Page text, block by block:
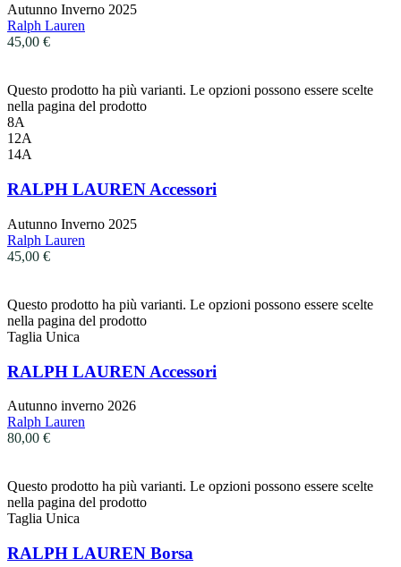
Autunno Inverno 2025
Ralph Lauren
45,00 €
Questo prodotto ha più varianti. Le opzioni possono essere scelte
nella pagina del prodotto
8A
12A
14A
RALPH LAUREN Accessori
Autunno Inverno 2025
Ralph Lauren
45,00 €
Questo prodotto ha più varianti. Le opzioni possono essere scelte
nella pagina del prodotto
Taglia Unica
RALPH LAUREN Accessori
Autunno inverno 2026
Ralph Lauren
80,00 €
Questo prodotto ha più varianti. Le opzioni possono essere scelte
nella pagina del prodotto
Taglia Unica
RALPH LAUREN Borsa